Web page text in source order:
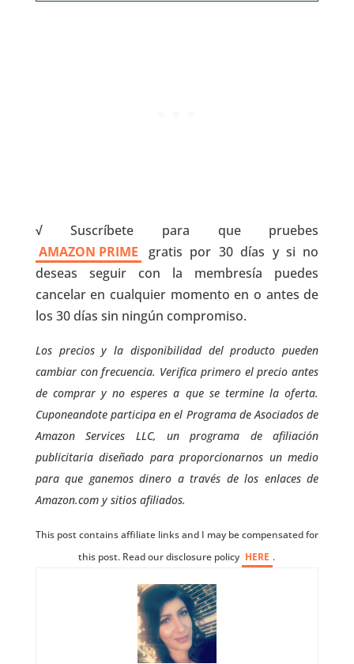
√Suscríbete para que pruebes
AMAZON PRIME
gratis por 30 días y si no
deseas seguir con la membresía puedes
cancelar en cualquier momento en o antes de
los 30 días sin ningún compromiso.
Los precios y la disponibilidad del producto pueden
cambiar con frecuencia. Verifica primero el precio antes
de comprar y no esperes a que se termine la oferta.
Cuponeandote participa en el Programa de Asociados de
Amazon Services LLC, un programa de afiliación
publicitaria diseñado para proporcionarnos un medio
para que ganemos dinero a través de los enlaces de
Amazon.com y sitios afiliados.
This post contains affiliate links and I may be compensated for
this post. Read our disclosure policy HERE .